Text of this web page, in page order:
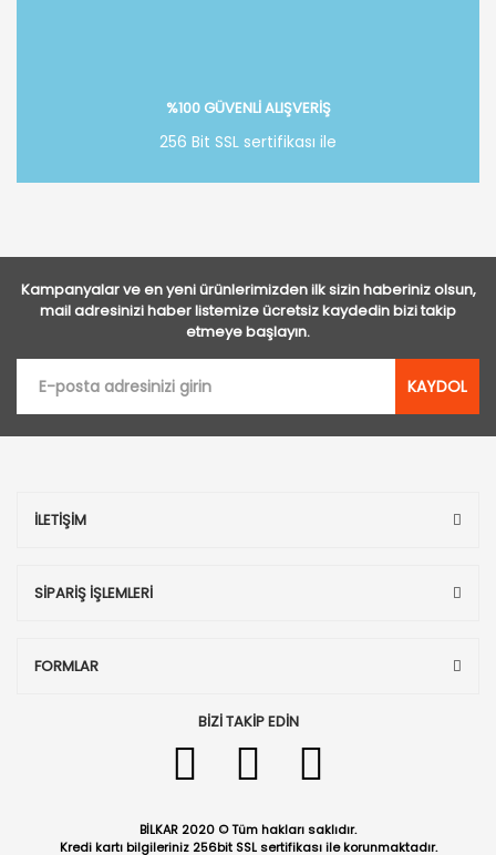
%100 GÜVENLİ ALIŞVERİŞ
256 Bit SSL sertifikası ile
Kampanyalar ve en yeni ürünlerimizden ilk sizin haberiniz olsun,
mail adresinizi haber listemize ücretsiz kaydedin bizi takip
etmeye başlayın.
KAYDOL
İLETİŞİM
SİPARİŞ İŞLEMLERİ
FORMLAR
BİZİ TAKİP EDİN
BİLKAR 2020 © Tüm hakları saklıdır.
Kredi kartı bilgileriniz 256bit SSL sertifikası ile korunmaktadır.